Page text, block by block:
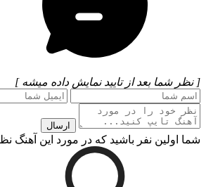
[ نظر شما بعد از تایید نمایش داده میشه ]
ارسال
شما اولین نفر باشید که در مورد این آهنگ